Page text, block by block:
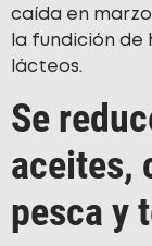
caída en
la fundición de
lácteos.
Se
aceites,
pesca y